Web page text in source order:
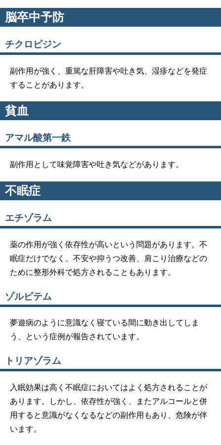
脳卒中予防
チクロピジン
副作用が強く、重篤な肝障害や吐き気、湿疹などを発症
することがあります。
貧血
アマル酸第一鉄
副作用として味覚障害や吐き気などがあります。
不眠症
エチゾラム
薬の作用が強く依存性が高いという問題があります。不
眠症だけでなく、不安や抑うつ改善、肩こり治療などの
ために整形外科で処方されることもあります。
ゾルピテム
夢遊病のように意識なく寝ている間に動き出してしま
う、という症例が報告されています。
トリアゾラム
入眠効果は高く不眠症においてはよく処方されることが
あります。しかし、依存性が強く、またアルコールと併
用すると意識がなくなるなどの副作用もあり、危険が伴
います。